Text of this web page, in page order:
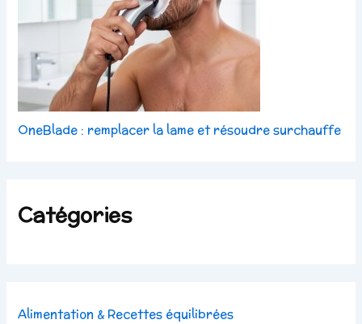
OneBlade : remplacer la lame et résoudre surchauffe
Catégories
Alimentation & Recettes équilibrées